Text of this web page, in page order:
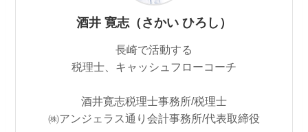
酒井 寛志（さかい ひろし）
長崎で活動する
税理士、キャッシュフローコーチ
酒井寛志税理士事務所/税理士
㈱アンジェラス通り会計事務所/代表取締役